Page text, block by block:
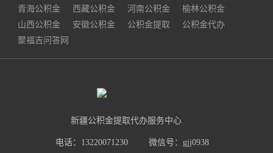
青海公积金
西藏公积金 河南公积金
榆林公积金
山西公积金
安徽公积金 公积金提取
公积金代办
聚福吉问答网
新疆公积金提取代办服务中心
电话：13220071230 微信号：gjj0938